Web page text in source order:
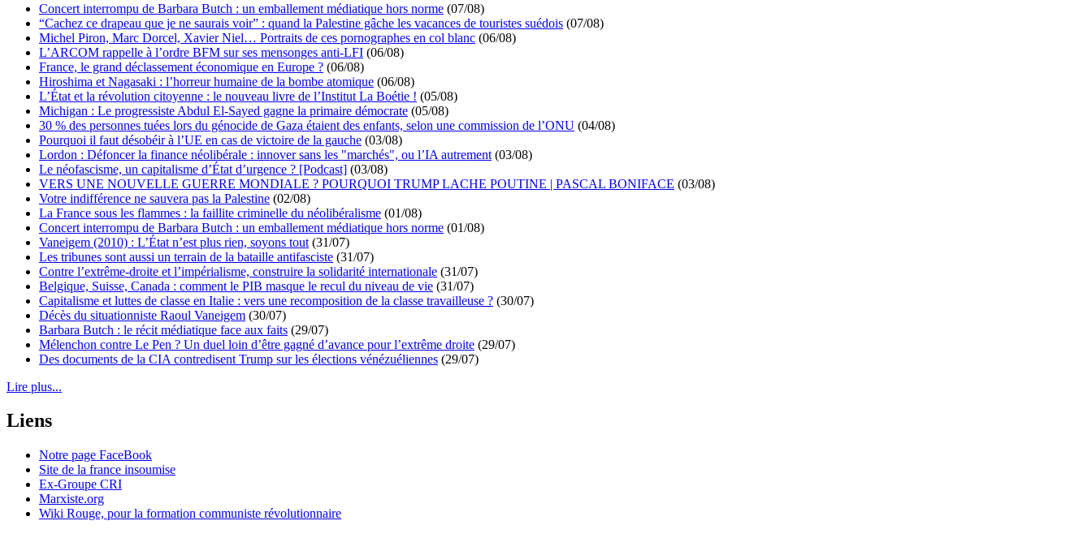
Concert interrompu de Barbara Butch : un emballement médiatique hors norme (07/08)
“Cachez ce drapeau que je ne saurais voir” : quand la Palestine gâche les vacances de touristes suédois (07/08)
Michel Piron, Marc Dorcel, Xavier Niel… Portraits de ces pornographes en col blanc (06/08)
L’ARCOM rappelle à l’ordre BFM sur ses mensonges anti-LFI (06/08)
France, le grand déclassement économique en Europe ? (06/08)
Hiroshima et Nagasaki : l’horreur humaine de la bombe atomique (06/08)
L’État et la révolution citoyenne : le nouveau livre de l’Institut La Boétie ! (05/08)
Michigan : Le progressiste Abdul El-Sayed gagne la primaire démocrate (05/08)
30 % des personnes tuées lors du génocide de Gaza étaient des enfants, selon une commission de l’ONU (04/08)
Pourquoi il faut désobéir à l’UE en cas de victoire de la gauche (03/08)
Lordon : Défoncer la finance néolibérale : innover sans les "marchés", ou l’IA autrement (03/08)
Le néofascisme, un capitalisme d’État d’urgence ? [Podcast] (03/08)
VERS UNE NOUVELLE GUERRE MONDIALE ? POURQUOI TRUMP LACHE POUTINE | PASCAL BONIFACE (03/08)
Votre indifférence ne sauvera pas la Palestine (02/08)
La France sous les flammes : la faillite criminelle du néolibéralisme (01/08)
Concert interrompu de Barbara Butch : un emballement médiatique hors norme (01/08)
Vaneigem (2010) : L’État n’est plus rien, soyons tout (31/07)
Les tribunes sont aussi un terrain de la bataille antifasciste (31/07)
Contre l’extrême-droite et l’impérialisme, construire la solidarité internationale (31/07)
Belgique, Suisse, Canada : comment le PIB masque le recul du niveau de vie (31/07)
Capitalisme et luttes de classe en Italie : vers une recomposition de la classe travailleuse ? (30/07)
Décès du situationniste Raoul Vaneigem (30/07)
Barbara Butch : le récit médiatique face aux faits (29/07)
Mélenchon contre Le Pen ? Un duel loin d’être gagné d’avance pour l’extrême droite (29/07)
Des documents de la CIA contredisent Trump sur les élections vénézuéliennes (29/07)
Lire plus...
Liens
Notre page FaceBook
Site de la france insoumise
Ex-Groupe CRI
Marxiste.org
Wiki Rouge, pour la formation communiste révolutionnaire